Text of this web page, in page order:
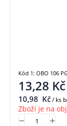
13,28 Kč
10,98 Kč/ ks
Zboží je na
Kód 1: OBO 106